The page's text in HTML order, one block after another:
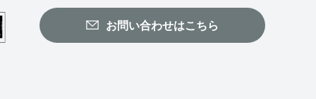
お問い合わせはこちら